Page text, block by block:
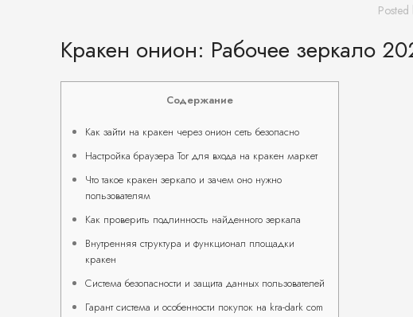
Posted
Кракен онион: Рабочее зеркало
Содержание
Как зайти на кракен через онион сеть безопасно
Настройка браузера Tor для входа на кракен маркет
Что такое кракен зеркало и зачем оно нужно
пользователям
Как проверить подлинность найденного зеркала
Внутренняя структура и функционал площадки
кракен
Система безопасности и защита данных пользователей
Гарант система и особенности покупок на kra-dark com